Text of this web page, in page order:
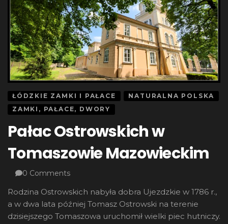
ŁÓDZKIE ZAMKI I PAŁACE
NATURALNA POLSKA
ZAMKI, PAŁACE, DWORY
Pałac Ostrowskich w
Tomaszowie Mazowieckim
0 Comments
Rodzina Ostrowskich nabyła dobra Ujezdzkie w 1786 r.,
a w dwa lata później Tomasz Ostrowski na terenie
dzisiejszego Tomaszowa uruchomił wielki piec hutniczy.